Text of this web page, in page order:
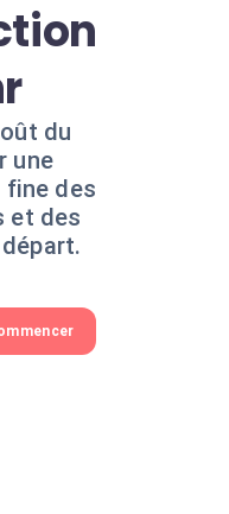
du
une
fine des
et des